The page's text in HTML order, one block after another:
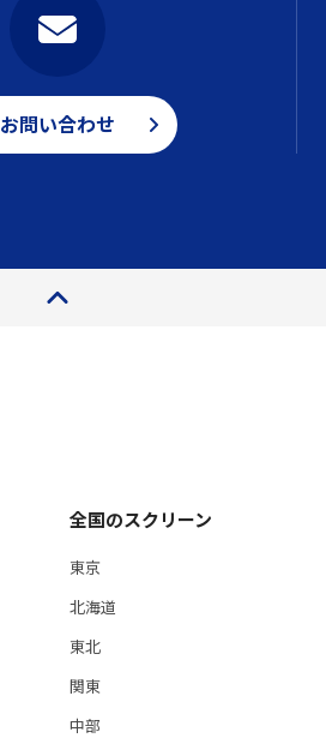
お問い合わせ
全国のスクリーン
東京
北海道
東北
関東
中部